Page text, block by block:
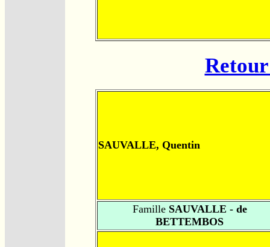
SAUVALLE, Quentin
FamilleSAUVALLE - de
BETTEMBOS